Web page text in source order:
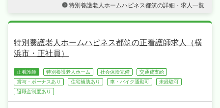
・年間休日119日、日勤のみでオンオフを切り
・社会保険完備、退職金制度あり、住宅補助・
きる職場です！
特別養護老人ホームハピネス都筑の詳細・求人一覧
特別養護老人ホームハピネス都筑の正看護師求人（横
浜市・正社員）
正看護師 特別養護老人ホーム 社会保険完備
交通費支給
賞与・ボーナスあり
住宅補助あり 車・バイク通勤可
未経験可
退職金制度あり